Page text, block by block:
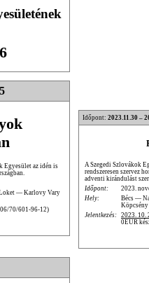
Egyesület az idén is
— Karlovy Vary
70/601-96-12)
Időpont: 2023.11.30 –
A Szegedi Szlovákok
rendszeresen szervez
adventi kirándulást
Időpont:
2023.
Hely:
Bécs —
Jelentkezés: 2023. 10.
0EUR